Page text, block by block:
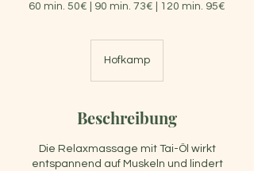
60 min. 50€ | 90 min. 73€ | 120 min. 95€
Hofkamp
Beschreibung
Die Relaxmassage mit Tai-Öl wirkt
entspannend auf Muskeln und lindert